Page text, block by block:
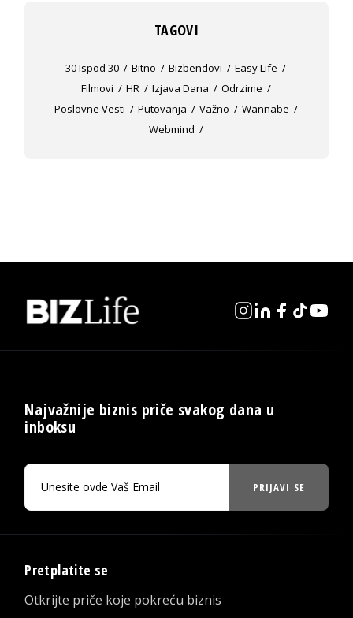
TAGOVI
30 Ispod 30 Bitno Bizbendovi
Easy Life
Filmovi
HR Izjava Dana
Odrzime
Poslovne Vesti
Putovanja Važno
Wannabe
Webmind
Najvažnije biznis priče svakog dana u
inboksu
PRIJAVI SE
Pretplatite se
Otkrijte priče koje pokreću biznis